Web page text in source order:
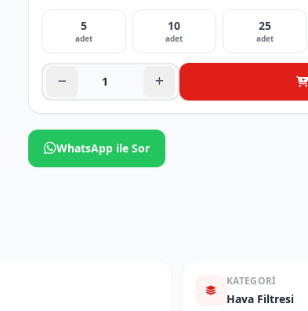
5
adet
10
adet
25
adet
WhatsApp ile Sor
KATEGORI
Hava Filtresi